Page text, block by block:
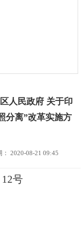
人民政府 关于印
分离”改革实施方
2020-08-21 09:45
12号